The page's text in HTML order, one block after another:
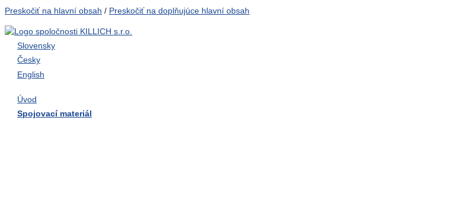
Preskočiť na hlavní obsah / Preskočiť na doplňujúce hlavní obsah
Slovensky
Česky
English
Úvod
Spojovací materiál